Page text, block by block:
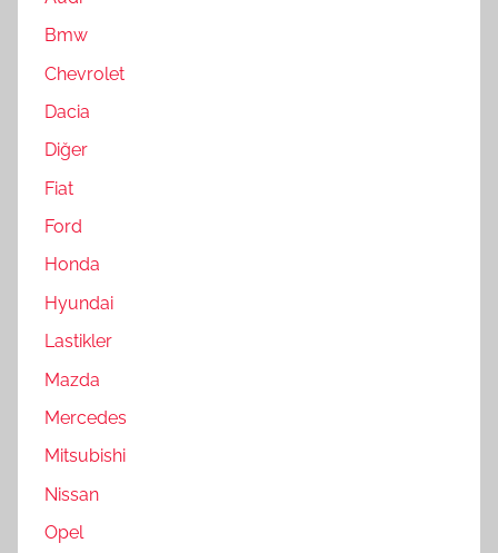
Bmw
Chevrolet
Dacia
Diğer
Fiat
Ford
Honda
Hyundai
Lastikler
Mazda
Mercedes
Mitsubishi
Nissan
Opel